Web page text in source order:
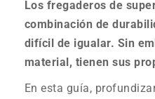
Los fregaderos de
combinación de
difícil de igualar. Sin
material, tienen sus
En esta guía,